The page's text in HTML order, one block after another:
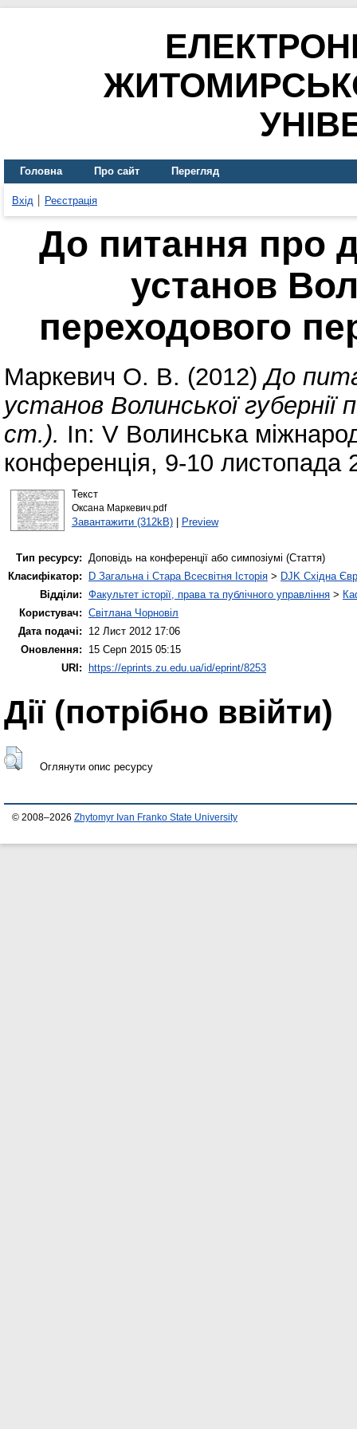
Головна Про сайт Перегляд
Вхід Реєстрація
До питання про
установ
переходового
Маркевич О. В. (2012)До
установ Волинської губернії
ст.). In: V Волинська
конференція, 9-10
Текст
Оксана Маркевич.pdf
Завантажити (312kB)| Preview
Тип ресурсу: Доповідь на конференції або симпозіумі (Стаття)
Класифікатор:
D Загальна і Стара Всесвітня Історія > DJK Східна
Відділи: Факультет історії, права та публічного управління >
Користувач: Світлана Чорновіл
Дата подачі:
12 Лист 2012 17:06
Оновлення:
15 Серп 2015 05:15
URI:
https://eprints.zu.edu.ua/id/eprint/8253
Дії ​​(потрібно ввійти)
Оглянути опис ресурсу
© 2008–2026 Zhytomyr Ivan Franko State University